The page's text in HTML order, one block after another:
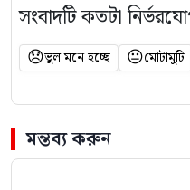
সংবাদটি কতটা
😞ভুল মনে হচ্ছে 😐মোটামুটি
মন্তব্য করুন